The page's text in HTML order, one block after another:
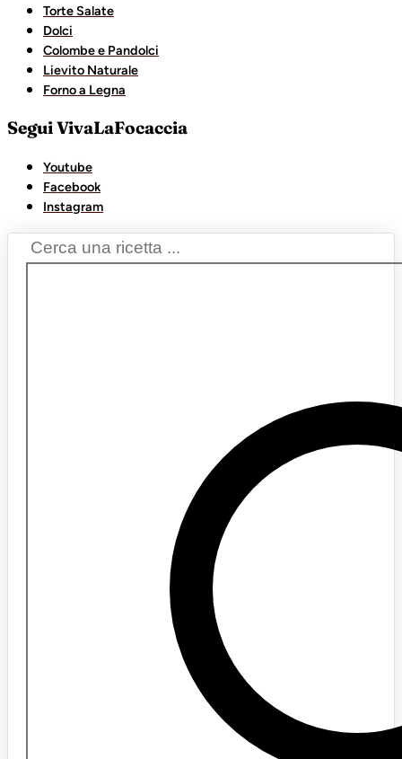
Torte Salate
Dolci
Colombe e Pandolci
Lievito Naturale
Forno a Legna
Segui VivaLaFocaccia
Youtube
Facebook
Instagram
Search
...